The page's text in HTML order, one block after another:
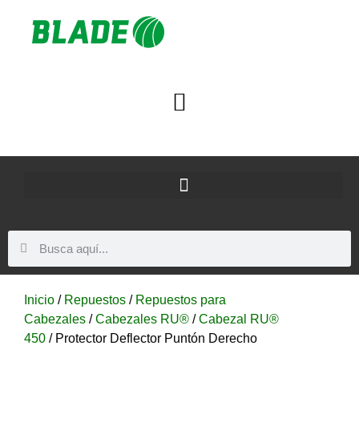
Inicio / Repuestos / Repuestos para
Cabezales /Cabezales RU® /Cabezal RU®
450 / Protector Deflector Puntón Derecho